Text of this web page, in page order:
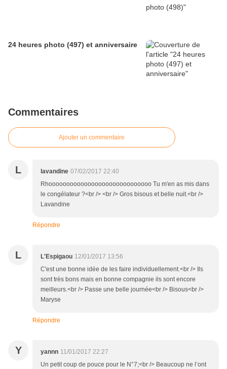
24 heures photo (497) et anniversaire
Commentaires
Ajouter un commentaire
L lavandine 07/02/2017 22:40
Rhooooooooooooooooooooooooooooo Tu m'en as mis dans
le congélateur ?<br /> <br /> Gros bisous et belle nuit.<br />
Lavandine
Répondre
L L'Espigaou 12/01/2017 13:56
C'est une bonne idée de les faire individuellement.<br /> Ils
sont très bons mais en bonne compagnie ils sont encore
meilleurs.<br /> Passe une belle journée<br /> Bisous<br />
Maryse
Répondre
Y yannn 11/01/2017 22:27
Un petit coup de pouce pour le N°7;<br /> Beaucoup ne l’ont